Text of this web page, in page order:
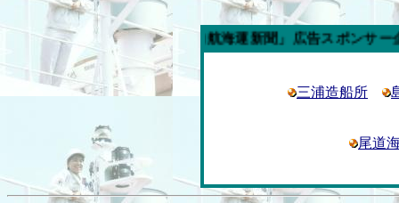
今週の「内航海運新聞」広告スポンサー企業
三浦造船所
尾道